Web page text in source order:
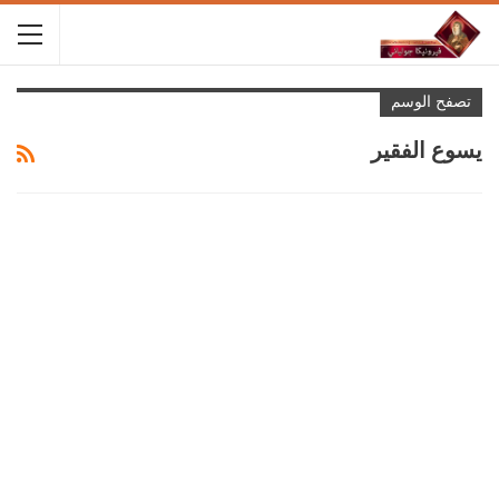
تصفح الوسم
يسوع الفقير